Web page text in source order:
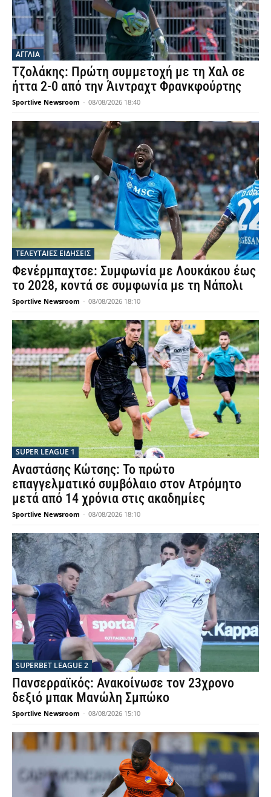
ΑΓΓΛΙΑ
Τζολάκης: Πρώτη συμμετοχή με τη Χαλ σε
ήττα 2-0 από την Άιντραχτ Φρανκφούρτης
Sportlive Newsroom - 08/08/2026 18:40
ΤΕΛΕΥΤΑΙΕΣ ΕΙΔΗΣΕΙΣ
Φενέρμπαχτσε: Συμφωνία με Λουκάκου έως
το 2028, κοντά σε συμφωνία με τη Νάπολι
Sportlive Newsroom - 08/08/2026 18:10
SUPER LEAGUE 1
Αναστάσης Κώτσης: Το πρώτο
επαγγελματικό συμβόλαιο στον Ατρόμητο
μετά από 14 χρόνια στις ακαδημίες
Sportlive Newsroom - 08/08/2026 18:10
SUPERBET LEAGUE 2
Πανσερραϊκός: Ανακοίνωσε τον 23χρονο
δεξιό μπακ Μανώλη Σμπώκο
Sportlive Newsroom - 08/08/2026 15:10